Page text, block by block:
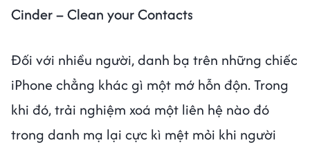
Cinder – Clean your Contacts
Đối với nhiều người, danh bạ trên những chiếc
iPhone chẳng khác gì một mớ hỗn độn. Trong
khi đó, trải nghiệm xoá một liên hệ nào đó
trong danh mạ lại cực kì mệt mỏi khi người